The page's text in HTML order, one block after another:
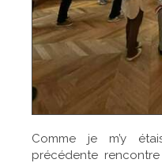
Comme je m’y
précédente